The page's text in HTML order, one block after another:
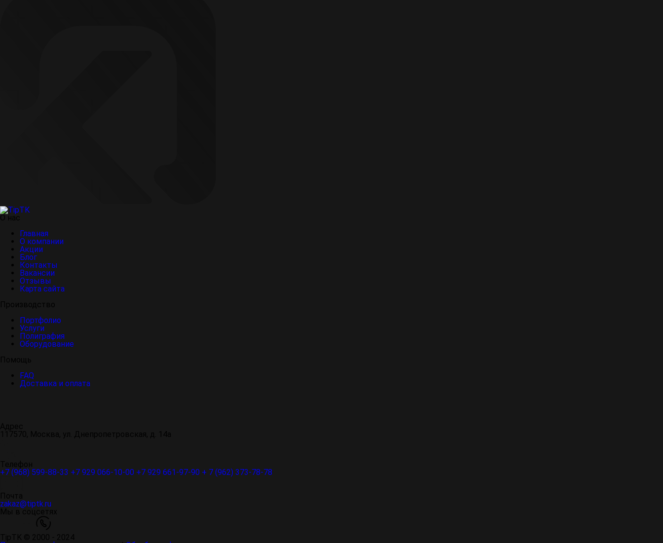
Главная
О компании
Акции
Блог
Контакты
Вакансии
Отзывы
Карта сайта
Портфолио
Услуги
Полиграфия
Оборудование
FAQ
Доставка и оплата
+7 (968) 599-88-33 +7 929 066-10-00 +7 929 661-97-90 + 7 (962) 373-78-78
zakaz@tiptk.ru